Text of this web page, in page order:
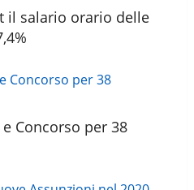
il salario orario delle
Concorso per 38